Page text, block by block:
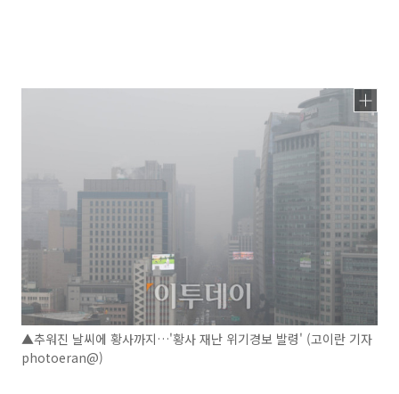
▲추워진 날씨에 황사까지…'황사 재난 위기경보 발령' (고이란 기자
photoeran@)